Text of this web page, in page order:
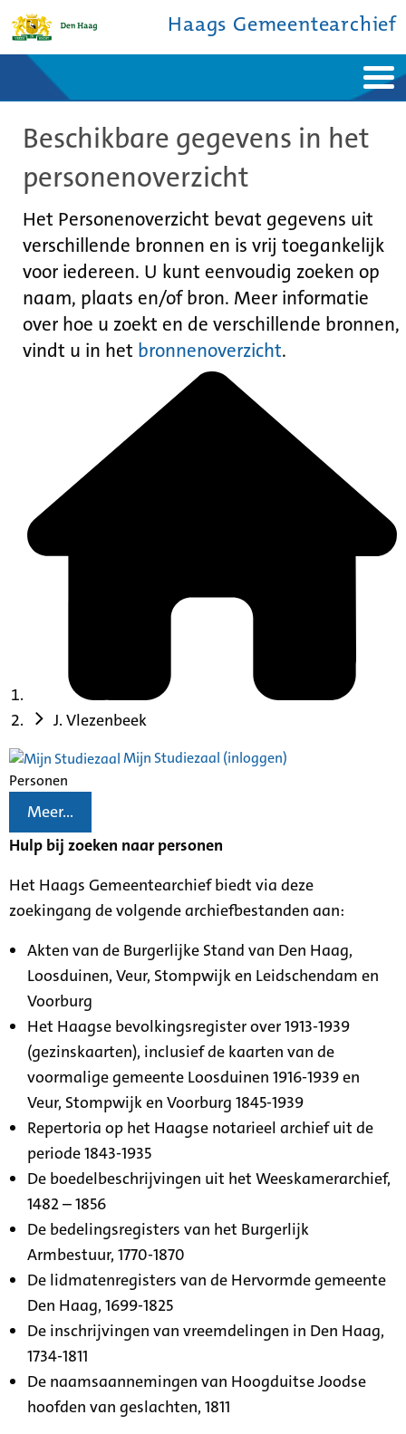
Haags Gemeentearchief
Ontdek de stad
De studiezaal
Bronnen en collecties
Contact
Beschikbare gegevens in het
personenoverzicht
Het Personenoverzicht bevat gegevens uit
verschillende bronnen en is vrij toegankelijk
voor iedereen. U kunt eenvoudig zoeken op
naam, plaats en/of bron. Meer informatie
over hoe u zoekt en de verschillende bronnen,
vindt u in het bronnenoverzicht.
J. Vlezenbeek
Mijn Studiezaal (inloggen)
Personen
Meer...
Hulp bij zoeken naar personen
Het Haags Gemeentearchief biedt via deze
zoekingang de volgende archiefbestanden aan:
Akten van de Burgerlijke Stand van Den Haag,
Loosduinen, Veur, Stompwijk en Leidschendam en
Voorburg
Het Haagse bevolkingsregister over 1913-1939
(gezinskaarten), inclusief de kaarten van de
voormalige gemeente Loosduinen 1916-1939 en
Veur, Stompwijk en Voorburg 1845-1939
Repertoria op het Haagse notarieel archief uit de
periode 1843-1935
De boedelbeschrijvingen uit het Weeskamerarchief,
1482 – 1856
De bedelingsregisters van het Burgerlijk
Armbestuur, 1770-1870
De lidmatenregisters van de Hervormde gemeente
Den Haag, 1699-1825
De inschrijvingen van vreemdelingen in Den Haag,
1734-1811
De naamsaannemingen van Hoogduitse Joodse
hoofden van geslachten, 1811